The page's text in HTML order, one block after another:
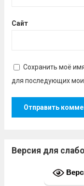
Сайт
Сохранить моё
для последующих
Версия для